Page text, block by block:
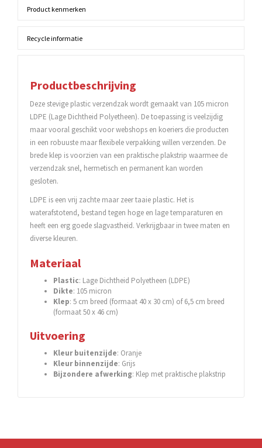
Product kenmerken
Recycle informatie
Productbeschrijving
Deze stevige plastic verzendzak wordt gemaakt van 105 micron
LDPE (Lage Dichtheid Polyetheen). De toepassing is veelzijdig
maar vooral geschikt voor webshops en koeriers die producten
in een robuuste maar flexibele verpakking willen verzenden. De
brede klep is voorzien van een praktische plakstrip waarmee de
verzendzak snel, hermetisch en permanent kan worden
gesloten.
LDPE is een vrij zachte maar zeer taaie plastic. Het is
waterafstotend, bestand tegen hoge en lage temparaturen en
heeft een erg goede slagvastheid. Verkrijgbaar in twee maten en
diverse kleuren.
Materiaal
Plastic: Lage Dichtheid Polyetheen (LDPE)
Dikte: 105 micron
Klep: 5 cm breed (formaat 40 x 30 cm) of 6,5 cm breed
(formaat 50 x 46 cm)
Uitvoering
Kleur buitenzijde: Oranje
Kleur binnenzijde: Grijs
Bijzondere afwerking: Klep met praktische plakstrip